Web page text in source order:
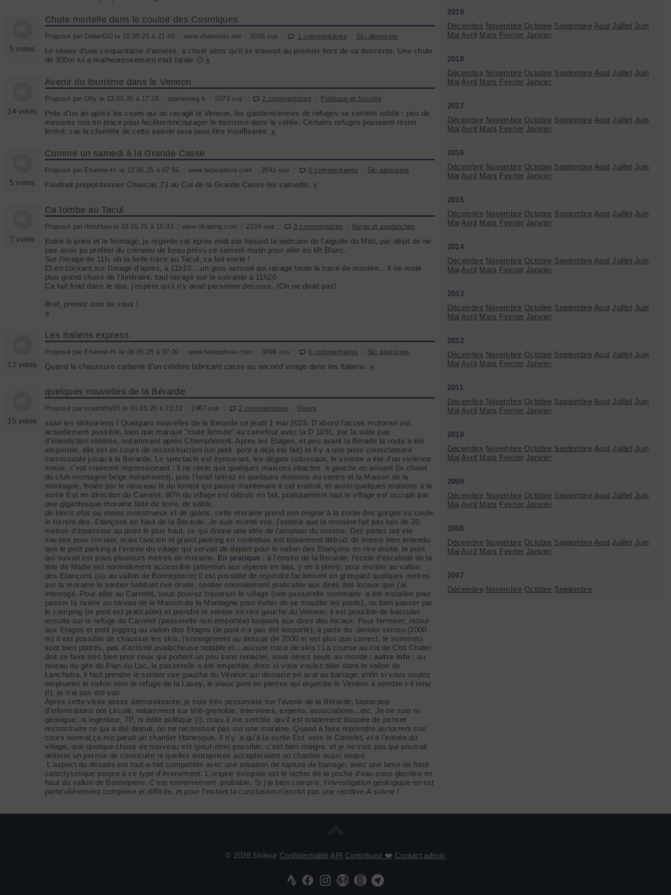
5 votes
Chute mortelle dans le couloir des Cosmiques
Proposé par DidierGO le 15.05.25 à 21:46 :: www.chamonix.net :: 2008 vus :: 1 commentaires :: Ski alpinisme
Le skieur d’une cinquantaine d’années, a chuté alors qu’il se trouvait au premier tiers de sa descente. Une chute
de 300m lui a malheureusement était fatale 🤢 »
14 votes
Avenir du tourisme dans le Veneon
Proposé par Olly le 13.05.25 à 17:28 :: alpinemag.fr :: 2073 vus :: 2 commentaires :: Politique et Société
Près d'un an après les crues qui on ravagé le Veneon, les gardiens/ennes de refuges se sentent oublié : peu de
mesures mis en place pour faciliter/encourager le tourisme dans la vallée. Certains refuges pouraient rester
fermé, car la clientèle de cette saison sera peut être insuffisante. »
5 votes
Comme un samedi à la Grande Casse
Proposé par Etienne-H- le 12.05.25 à 07:55 :: www.ledauphine.com :: 2041 vus :: 0 commentaires :: Ski alpinisme
Faudrait prépositionner Choucas 73 au Col de la Grande Casse les samedis. »
7 votes
Ca tombe au Tacul
Proposé par thouthou le 10.05.25 à 15:33 :: www.skaping.com :: 2239 vus :: 3 commentaires :: Neige et avalanches
Entre la poire et le fromage, je regarde cet après midi par hasard la webcam de l'aiguille du Midi, par dépit de ne
pas avoir pu profiter du créneau de beau prévu ce samedi matin pour aller au Mt Blanc.
Sur l'image de 11h, oh la belle trace au Tacul, ca fait envie !
Et en clickant sur l'image d'après, à 11h10... un gros aerosol qui ravage toute la trace de montée... Il ne reste
plus grand chose de l'itinéraire, tout ravagé sur la suivante à 11h20
Ca fait froid dans le dos, j'espère qu'il n'y avait personne dessous. (On ne dirait pas)
Bref, prenez soin de vous !
»
12 votes
Les Italiens express
Proposé par Etienne-H- le 06.05.25 à 07:00 :: www.ledauphine.com :: 3898 vus :: 6 commentaires :: Ski alpinisme
Quand la chaussure carbone d'un célèbre fabricant casse au second virage dans les Italiens. »
15 votes
quelques nouvelles de la Bérarde
Proposé par scarlathy05 le 01.05.25 à 23:22 :: 1967 vus :: 2 commentaires :: Divers
salut les skitouriens ! Quelques nouvelles de la Berarde ce jeudi 1 mai 2025. D'abord l'acces motorisé est
actuellement possible, bien que marqué "route fermée" au carrefour avec la D 1091, par la suite pas
d'interdiction réitérée, notamment aprés Champhorent. Apres les Etages, et peu avant la Bérade la route a été
emportée, elle est en cours de reconstruction (un petit pont a déjà été fait) et il y a une piste correctement
carrossable jusqu'à la Berarde. Le spectacle est éprouvant, les dégats colossaux, le sinistre a été d'un violence
inouie, c'est vraiment impressionant ; Il ne reste que quelques maisons intactes à gauche en arivant (le chalet
du club montagne belge notamment), puis l'hotel tairraz et quelques maisons au centre et la Maison de la
montagne, frolée par le nouveau lit du torrent qui passe maintenant à cet endroit, et aussi quelques maisons à la
sortie Est en direction du Carrelet. 80% du village est détruit; en fait, pratiquement tout le village est occupé par
une gigantesque moraine faite de terre, de sable,
de blocs plus ou moins monstrueux et de galets, cette moraine prend son origine à la sortie des gorges ou coule
le torrent des Etançons en haut de la Bérarde. Je suis monté voir, j'estime que la moraine fait pas loin de 30
metres d'épaisseur au point le plus haut, ce qui donne une idée de l'ampleur du sinistre. Des pistes ont eté
tracées pour circuler, mais l'ancien et grand parking en contrebas est totalement détruit; de meme bien entendu
que le petit parking à l'entrée du village qui servait de départ pour le vallon des Etançons en rive droite, le pont
qui suivait est sous plusieurs metres de moraine. En pratique : à l'entrée de la Berarde, l'école d'escalade de la
tete de Maille est normalement accessible (attention aux viperes en bas, y en à plein); pour monter au vallon
des Etançons (ou au vallon de Bonnepierre) il est possible de rejoindre facilement en grimpant quelques metres
sur la moraine le sentier habituel rive droite, sentier normalement praticable aux dires des locaux que j'ai
interrogé. Pour aller au Carrelet, vous pouvez traverser le village (une passerelle sommaire a été installée pour
passer la rivière au niveau de la Maison de la Montagne pour éviter de se mouiller les pieds), ou bien passer par
le camping (le pont est praticable) et prendre le sentier en rive gauche du Veneon; il est possible de basculer
ensuite sur le refuge du Carrelet (passerelle non emportée) toujours aux dires des locaux. Pour terminer, retour
aux Etages et petit jogging au vallon des Etages (le pont n'a pas été emporté); à partir du dernier verrou (2000
m) il est possible de chausser les skis, l'enneigement au dessus de 2000 m est plus que correct, le sommets
sont bien platrés, pas d'activité avalacheuse notable et....aucune trace de skis ! La course au col de Clot Chatel
doit se faire trés bien pour ceux qui portent un peu sans renacler, vous serez seuls au monde ;autre info : au
niveau du gite du Plan du Lac, la passerelle a été emportée, donc si vous voulez aller dans le vallon de
Lanchatra, il faut prendre le sentier rive gauche du Vénéon qui démarre en aval au barrage; enfin si vous voulez
emprunter le vallon vers le refuge de la Lavey, le vieux pont en pierres qui enjambe le Vénéon à semble-t-il tenu
(!), je n'ai pas été voir.
Aprés cette visite assez démoralisante, je suis trés pessimiste sur l'avenir de la Bérarde; beaucoup
d'informations ont circulé, notamment sur télé-grenoble, interviews, experts, associations...etc. Je ne suis ni
géologue, ni ingenieur, TP, ni édile politique (!), mais il me semble qiu'il est totalement illusoire de penser
reconstruire ce qui a été détruit, on ne reconstruit pas sur une moraine. Quand à faire reprendre au torrent son
cours normal,ça me parait un chantier titanesque. Il n'y a qu'à la sortie Est vers le Carrelet, et à l'entrée du
village, que quelque chose de nouveau est (peut-etre) possible, c'est bien maigre, et je ne vois pas qui pourrait
délivrer un permis de construire ni quelles entreprises accepteraient un chantier aussi risqué.
L'aspect du désatre est tout-a-fait compatible avec une situation de rupture de barrage, avec une lame de fond
cataclysmique propre à ce type d'èvenement. L'origine évoquée est le lacher de la poche d'eau sous glaciére en
haut du vallon de Bonnepiere. C'est extremement probable. Si j'ai bien compris, l'investigation géologique en est
particulièrement complexe et difficile, et pour l'instant la conclusion n'exclut pas une récidive.A suivre !
2019
Décembre Novembre Octobre Septembre Aout Juillet Juin
Mai Avril Mars Fevrier Janvier
2018
Décembre Novembre Octobre Septembre Aout Juillet Juin
Mai Avril Mars Fevrier Janvier
2017
Décembre Novembre Octobre Septembre Aout Juillet Juin
Mai Avril Mars Fevrier Janvier
2016
Décembre Novembre Octobre Septembre Aout Juillet Juin
Mai Avril Mars Fevrier Janvier
2015
Décembre Novembre Octobre Septembre Aout Juillet Juin
Mai Avril Mars Fevrier Janvier
2014
Décembre Novembre Octobre Septembre Aout Juillet Juin
Mai Avril Mars Fevrier Janvier
2013
Décembre Novembre Octobre Septembre Aout Juillet Juin
Mai Avril Mars Fevrier Janvier
2012
Décembre Novembre Octobre Septembre Aout Juillet Juin
Mai Avril Mars Fevrier Janvier
2011
Décembre Novembre Octobre Septembre Aout Juillet Juin
Mai Avril Mars Fevrier Janvier
2010
Décembre Novembre Octobre Septembre Aout Juillet Juin
Mai Avril Mars Fevrier Janvier
2009
Décembre Novembre Octobre Septembre Aout Juillet Juin
Mai Avril Mars Fevrier Janvier
2008
Décembre Novembre Octobre Septembre Aout Juillet Juin
Mai Avril Mars Fevrier Janvier
2007
Décembre Novembre Octobre Septembre
© 2026 Skitour Confidentialité API Contribuez ❤️ Contact admin